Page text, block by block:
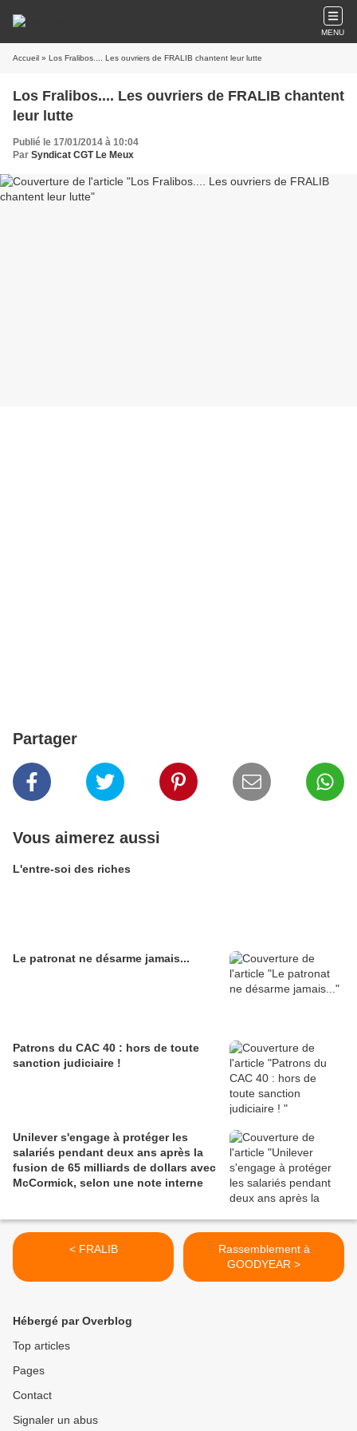
MENU
Accueil » Los Fralibos.... Les ouvriers de FRALIB chantent leur lutte
Los Fralibos.... Les ouvriers de FRALIB chantent
leur lutte
Publié le 17/01/2014 à 10:04
Par Syndicat CGT Le Meux
Partager
Vous aimerez aussi
L'entre-soi des riches
Le patronat ne désarme jamais...
Patrons du CAC 40 : hors de toute
sanction judiciaire !
Unilever s'engage à protéger les
salariés pendant deux ans après la
fusion de 65 milliards de dollars avec
McCormick, selon une note interne
< FRALIB
Rassemblement à
GOODYEAR >
Hébergé par Overblog
Top articles
Pages
Contact
Signaler un abus